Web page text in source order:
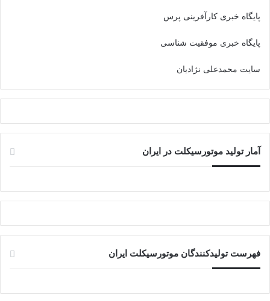
پایگاه خبری کارآفرینی پرس
پایگاه خبری موفقیت شناسی
سایت محمدعلی نژادیان
آمار تولید موتورسیکلت در ایران
فهرست تولیدکنندگان موتورسیکلت ایران